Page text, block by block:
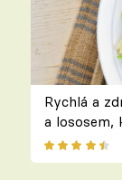
Rychlá a
a lososem,